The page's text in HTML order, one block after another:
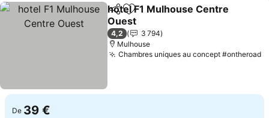
PartagerAjouter à mes favoris
hotel F1 Mulhouse Centre
Ouest
Consulter les prix
4,2
3 794
Mulhouse
Chambres uniques au concept #ontheroad
De 39 €